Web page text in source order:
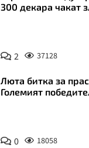
300 декара чакат
2 37128
Люта битка за
Големият
0 18058